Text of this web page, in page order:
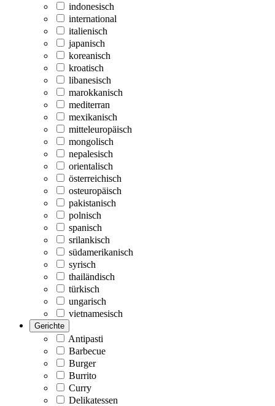
indonesisch
international
italienisch
japanisch
koreanisch
kroatisch
libanesisch
marokkanisch
mediterran
mexikanisch
mitteleuropäisch
mongolisch
nepalesisch
orientalisch
österreichisch
osteuropäisch
pakistanisch
polnisch
spanisch
srilankisch
südamerikanisch
syrisch
thailändisch
türkisch
ungarisch
vietnamesisch
Gerichte
Antipasti
Barbecue
Burger
Burrito
Curry
Delikatessen